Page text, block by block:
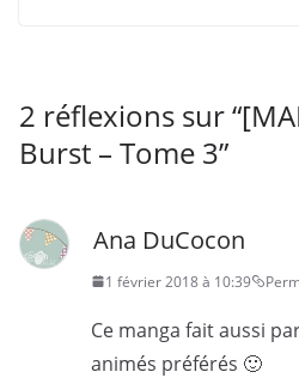
2 réflexions sur “
Burst – Tome 3”
Ana DuCocon
1 février 2018 à 10:39
Ce manga fait aussi
animés préférés 🙂